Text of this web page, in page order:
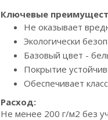
Ключевые
Не оказывает
Экологически
Базовый цвет -
Покрытие
Обеспечивает
Расход:
Не менее 200 г/м2 без